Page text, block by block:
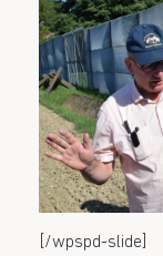
[/wpspd-slide]